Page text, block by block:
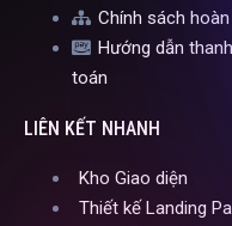
Chính sách
Hướng dẫn thanh
toán
LIÊN KẾT NHANH
Kho Giao diện
Thiết kế Landing